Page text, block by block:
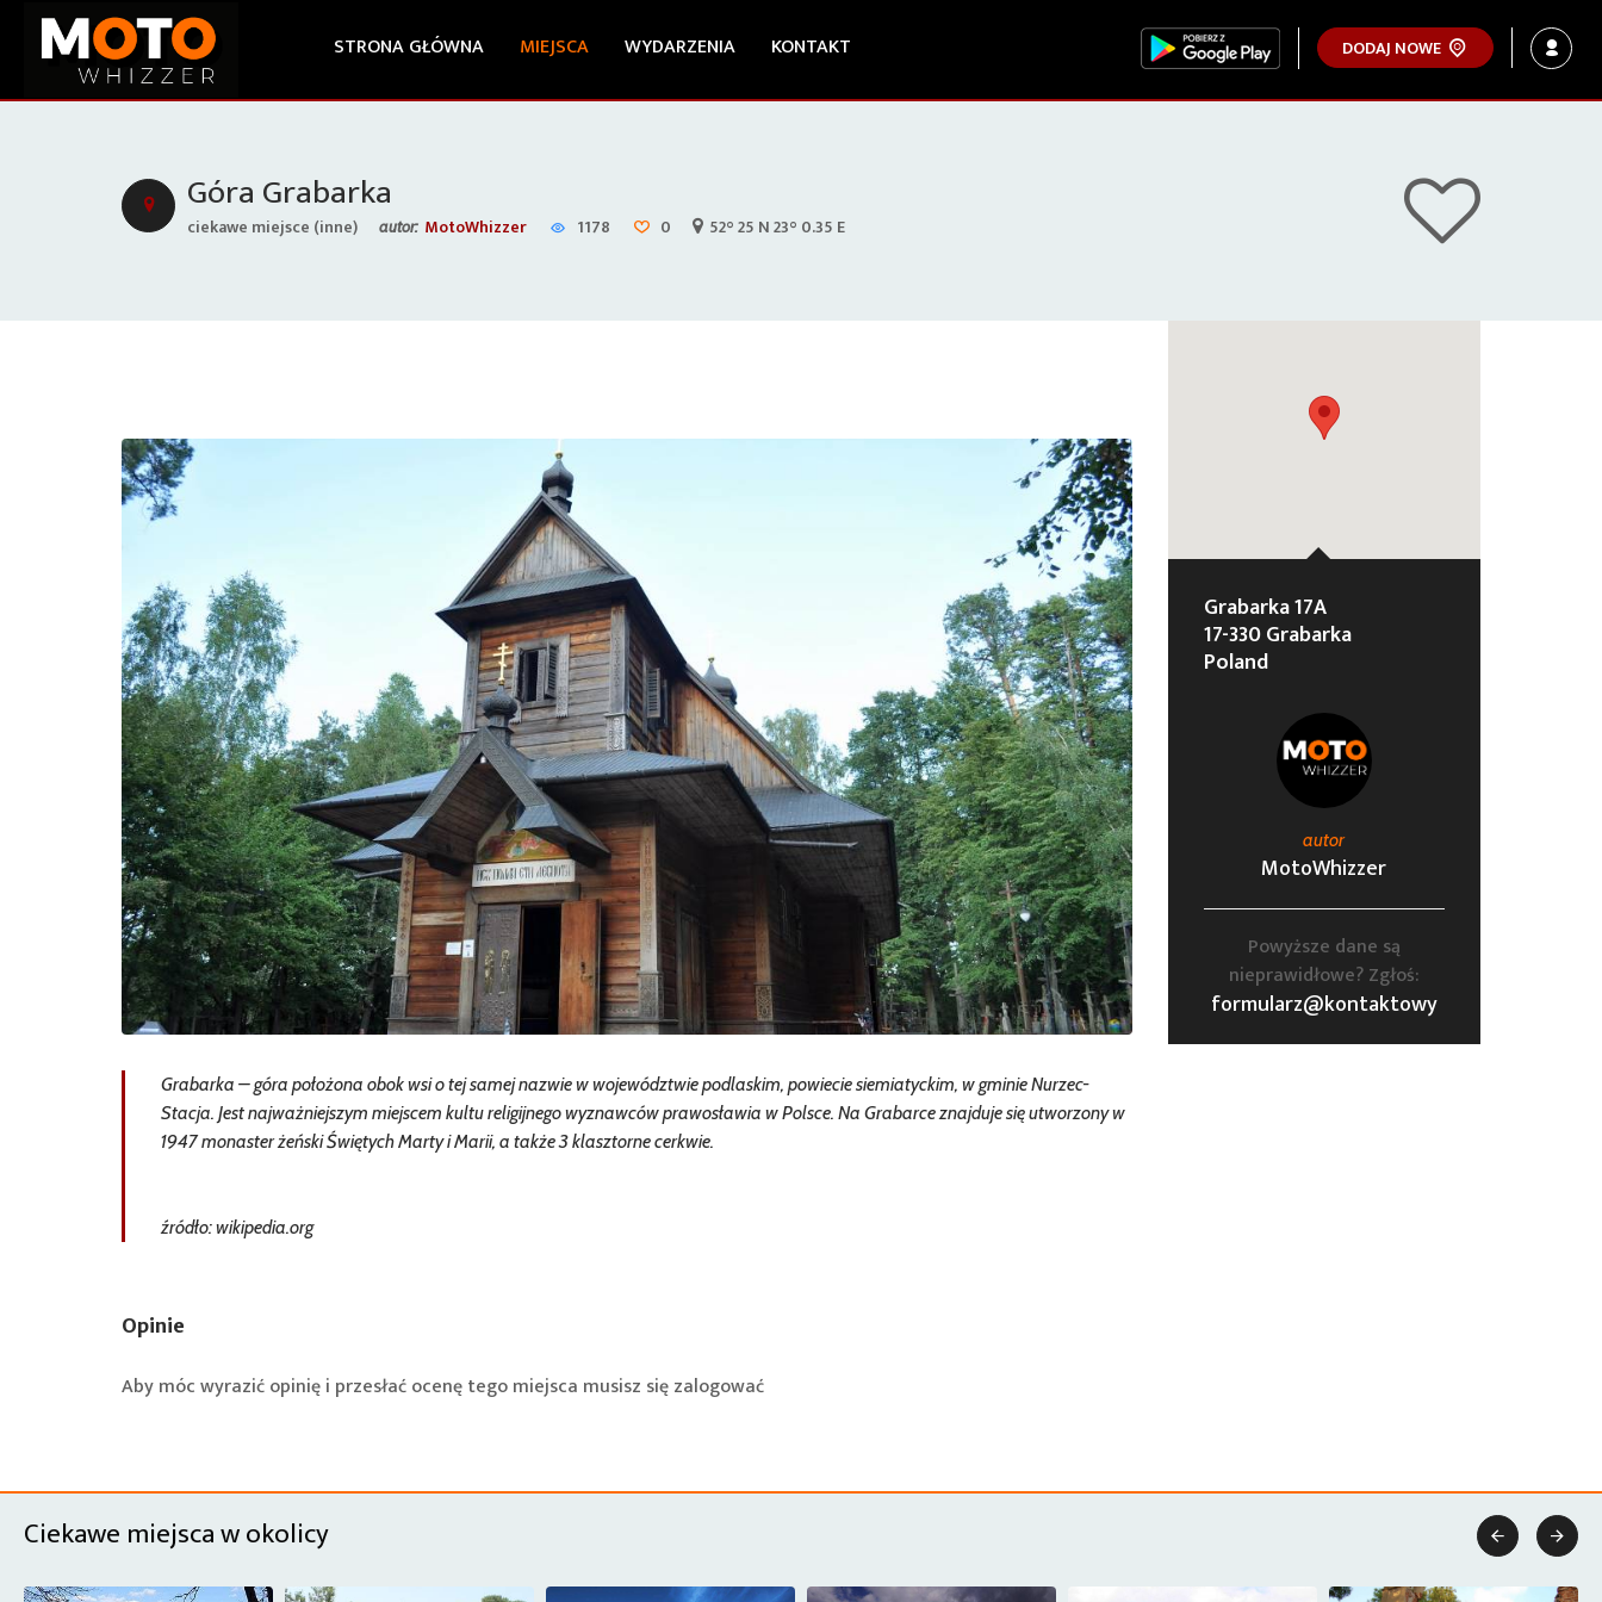
STRONA GŁÓWNA MIEJSCA WYDARZENIA KONTAKT DODAJ NOWE
Góra Grabarka
ciekawe miejsce (inne) autor: MotoWhizzer 1178 0 52° 25 N 23° 0.35 E
Grabarka – góra położona obok wsi o tej samej nazwie w województwie podlaskim, powiecie siemiatyckim, w gminie Nurzec-
Stacja. Jest najważniejszym miejscem kultu religijnego wyznawców prawosławia w Polsce. Na Grabarce znajduje się utworzony w
1947 monaster żeński Świętych Marty i Marii, a także 3 klasztorne cerkwie.
źródło: wikipedia.org
Opinie
Aby móc wyrazić opinię i przesłać ocenę tego miejsca musisz sięzalogować
Grabarka 17A
17-330 Grabarka
Poland
autor
MotoWhizzer
Powyższe dane są
nieprawidłowe? Zgłoś:
formularz@kontaktowy
Ciekawe miejsca w okolicy  